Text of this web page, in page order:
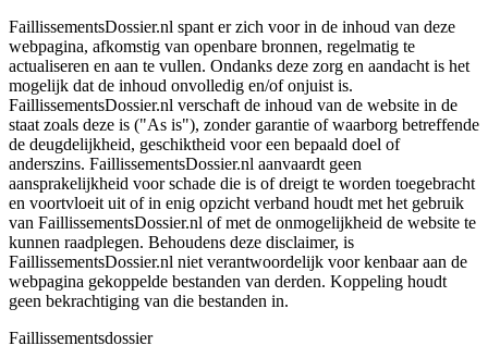
FaillissementsDossier.nl spant er zich voor in de inhoud van deze
webpagina, afkomstig van openbare bronnen, regelmatig te
actualiseren en aan te vullen. Ondanks deze zorg en aandacht is het
mogelijk dat de inhoud onvolledig en/of onjuist is.
FaillissementsDossier.nl verschaft de inhoud van de website in de
staat zoals deze is ("As is"), zonder garantie of waarborg betreffende
de deugdelijkheid, geschiktheid voor een bepaald doel of
anderszins. FaillissementsDossier.nl aanvaardt geen
aansprakelijkheid voor schade die is of dreigt te worden toegebracht
en voortvloeit uit of in enig opzicht verband houdt met het gebruik
van FaillissementsDossier.nl of met de onmogelijkheid de website te
kunnen raadplegen. Behoudens deze disclaimer, is
FaillissementsDossier.nl niet verantwoordelijk voor kenbaar aan de
webpagina gekoppelde bestanden van derden. Koppeling houdt
geen bekrachtiging van die bestanden in.
Faillissementsdossier